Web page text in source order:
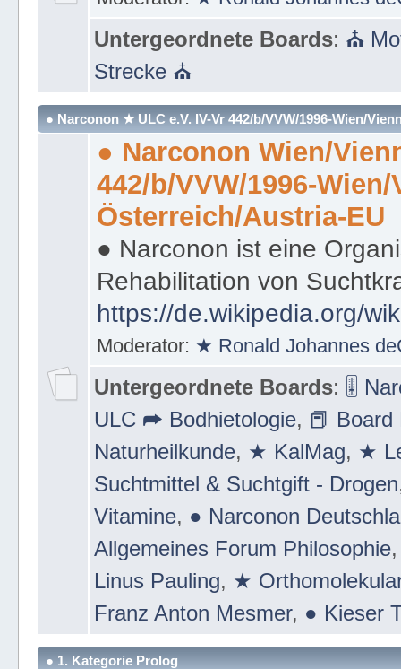
Untergeordnete Boards: ⛪
Strecke ⛪
● Narconon ★ ULC e.V. IV-Vr 442/b/VVW/1996-Wien/
● Narconon Wien/
442/b/VVW/1996-Wien/
Österreich/Austria-EU
● Narconon ist eine
Rehabilitation von
https://de.wikipedia.org/
Moderator: ★ Ronald Johannes
Untergeordnete Boards: 🎚
ULC ➦ Bodhietologie, 📕
Naturheilkunde, ★ KalMag, ★
Suchtmittel & Suchtgift - Drogen
Vitamine, ● Narconon
Allgemeines Forum Philosophie
Linus Pauling, ★
Franz Anton Mesmer, ● Kieser
● 1. Kategorie Prolog